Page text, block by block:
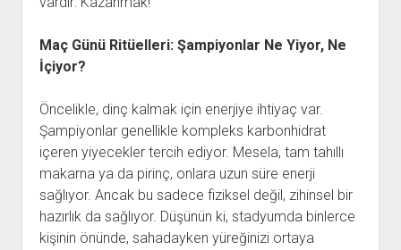
Maç Günü Ritüelleri: Şampiyonlar Ne Yiyor, Ne
İçiyor?
Öncelikle, dinç kalmak için enerjiye ihtiyaç var.
Şampiyonlar genellikle kompleks karbonhidrat
içeren yiyecekler tercih ediyor. Mesela, tam tahıllı
makarna ya da pirinç, onlara uzun süre enerji
sağlıyor. Ancak bu sadece fiziksel değil, zihinsel bir
hazırlık da sağlıyor. Düşünün ki, stadyumda binlerce
kişinin önünde, sahadayken yüreğinizi ortaya